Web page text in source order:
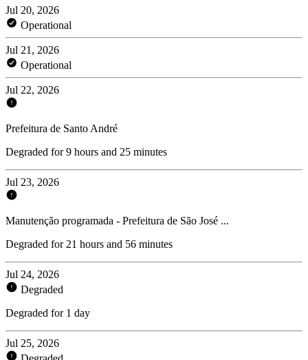
Jul 20, 2026
Operational
Jul 21, 2026
Operational
Jul 22, 2026
Prefeitura de Santo André
Degraded for 9 hours and 25 minutes
Jul 23, 2026
Manutenção programada - Prefeitura de São José ...
Degraded for 21 hours and 56 minutes
Jul 24, 2026
Degraded
Degraded for 1 day
Jul 25, 2026